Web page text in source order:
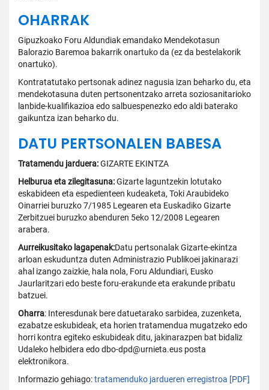
OHARRAK
Gipuzkoako Foru Aldundiak emandako Mendekotasun
Balorazio Baremoa bakarrik onartuko da (ez da bestelakorik
onartuko).
Kontratatutako pertsonak adinez nagusia izan beharko du, eta
mendekotasuna duten pertsonentzako arreta soziosanitarioko
lanbide-kualifikazioa edo salbuespenezko edo aldi baterako
gaikuntza izan beharko du.
DATU PERTSONALEN BABESA
Tratamendu jarduera:GIZARTE EKINTZA
Helburua eta zilegitasuna:Gizarte laguntzekin lotutako
eskabideen eta espedienteen kudeaketa, Toki Araubideko
Oinarriei buruzko 7/1985 Legearen eta Euskadiko Gizarte
Zerbitzuei buruzko abenduren 5eko 12/2008 Legearen
arabera.
Aurreikusitako lagapenak:Datu pertsonalak Gizarte-ekintza
arloan eskuduntza duten Administrazio Publikoei jakinarazi
ahal izango zaizkie, hala nola, Foru Aldundiari, Eusko
Jaurlaritzari edo beste foru-erakunde eta erakunde pribatu
batzuei.
Oharra: Interesdunak bere datuetarako sarbidea, zuzenketa,
ezabatze eskubideak, eta horien tratamendua mugatzeko edo
horri kontra egiteko eskubideak ditu, jakinarazpen bat bidaliz
Udaleko helbidera edo dbo-dpd@urnieta.eus posta
elektronikora.
Informazio gehiago:tratamenduko jardueren erregistroa [PDF]